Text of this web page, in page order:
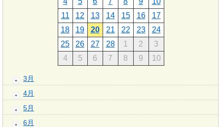
11
12 13 14 15 16
17
18
19 20 21 22 23
24
25
26 27 28 1 2
3
4
5 6 7 8 9 10
3月
4月
5月
6月